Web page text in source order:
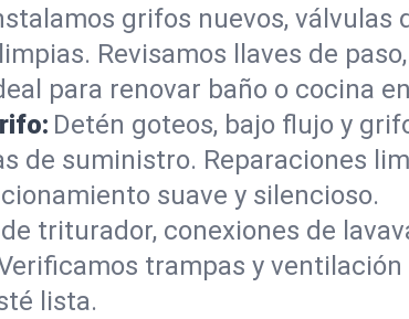
grifos nuevos, válvulas
Revisamos llaves de
para renovar baño o cocina
Detén goteos, bajo flujo y
de suministro. Reparaciones
suave y silencioso.
triturador, conexiones de
trampas y
lista.